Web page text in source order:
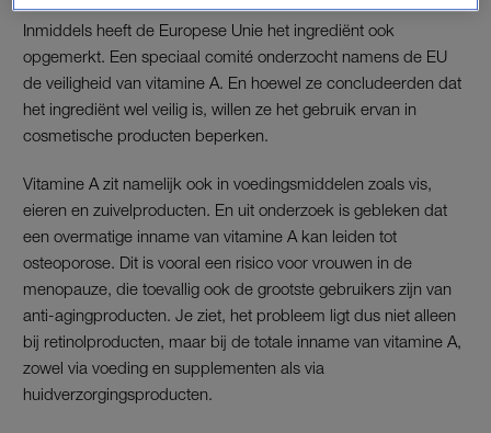
Inmiddels heeft de Europese Unie het ingrediënt ook
opgemerkt. Een speciaal comité onderzocht namens de EU
de veiligheid van vitamine A. En hoewel ze concludeerden dat
het ingrediënt wel veilig is, willen ze het gebruik ervan in
cosmetische producten beperken.
Vitamine A zit namelijk ook in voedingsmiddelen zoals vis,
eieren en zuivelproducten. En uit onderzoek is gebleken dat
een overmatige inname van vitamine A kan leiden tot
osteoporose. Dit is vooral een risico voor vrouwen in de
menopauze, die toevallig ook de grootste gebruikers zijn van
anti-agingproducten. Je ziet, het probleem ligt dus niet alleen
bij retinolproducten, maar bij de totale inname van vitamine A,
zowel via voeding en supplementen als via
huidverzorgingsproducten.